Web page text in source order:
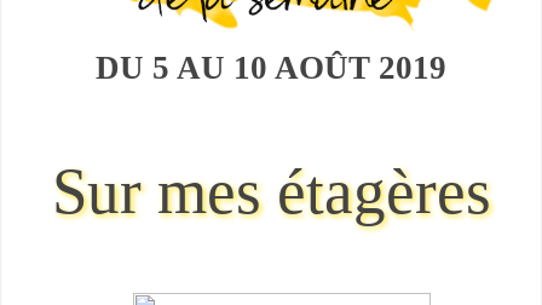
DU 5 AU 10 AOÛT 2019
Sur mes étagères